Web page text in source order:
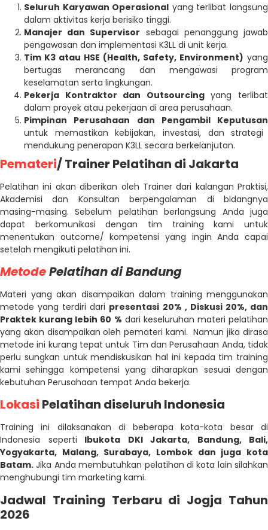
Seluruh Karyawan Operasional yang terlibat langsung
dalam aktivitas kerja berisiko tinggi.
Manajer dan Supervisor sebagai penanggung jawab
pengawasan dan implementasi K3LL di unit kerja.
Tim K3 atau HSE (Health, Safety, Environment) yang
bertugas merancang dan mengawasi program
keselamatan serta lingkungan.
Pekerja Kontraktor dan Outsourcingyang terlibat
dalam proyek atau pekerjaan di area perusahaan.
Pimpinan Perusahaan dan Pengambil Keputusan
untuk memastikan kebijakan, investasi, dan strategi
mendukung penerapan K3LL secara berkelanjutan.
Pemateri/ Trainer Pelatihan di Jakarta
Pelatihan ini akan diberikan oleh Trainer dari kalangan Praktisi,
Akademisi dan Konsultan berpengalaman di bidangnya
masing-masing. Sebelum pelatihan berlangsung Anda juga
dapat berkomunikasi dengan tim training kami untuk
menentukan outcome/ kompetensi yang ingin Anda capai
setelah mengikuti pelatihan ini.
MetodePelatihan di Bandung
Materi yang akan disampaikan dalam training menggunakan
metode yang terdiri dari presentasi 20% , Diskusi 20%, dan
Praktek kurang lebih 60 % dari keseluruhan materi pelatihan
yang akan disampaikan oleh pemateri kami. Namun jika dirasa
metode ini kurang tepat untuk Tim dan Perusahaan Anda, tidak
perlu sungkan untuk mendiskusikan hal ini kepada tim training
kami sehingga kompetensi yang diharapkan sesuai dengan
kebutuhan Perusahaan tempat Anda bekerja.
Lokasi Pelatihan diseluruh Indonesia
Training ini dilaksanakan di beberapa kota-kota besar di
Indonesia seperti Ibukota DKI Jakarta, Bandung, Bali,
Yogyakarta, Malang, Surabaya, Lombok dan juga kota
Batam. Jika Anda membutuhkan pelatihan di kota lain silahkan
menghubungi tim marketing kami.
Jadwal Training Terbaru di Jogja Tahun
2026